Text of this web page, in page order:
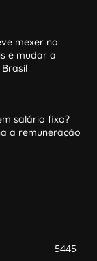
mexer no
e mudar a
salário fixo?
a remuneração
5445